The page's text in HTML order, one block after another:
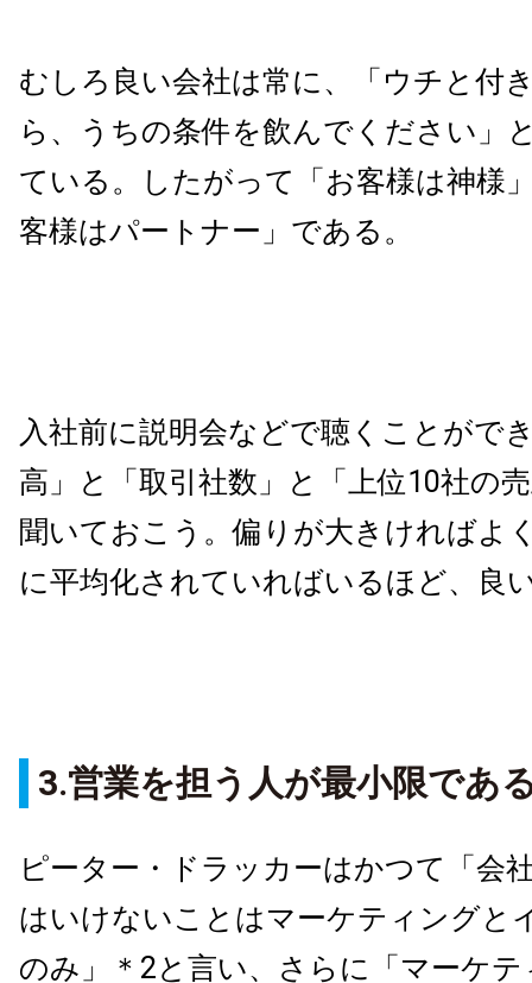
むしろ良い会社は常に、「ウチと付
ら、うちの条件を飲んでください」
ている。したがって「お客様は神様
客様はパートナー」である。
入社前に説明会などで聴くことがで
高」と「取引社数」と「上位10社の
聞いておこう。偏りが大きければよ
に平均化されていればいるほど、良
3.営業を担う人が最小限であ
ピーター・ドラッカーはかつて「会
はいけないことはマーケティングと
のみ」＊2と言い、さらに「マーケ